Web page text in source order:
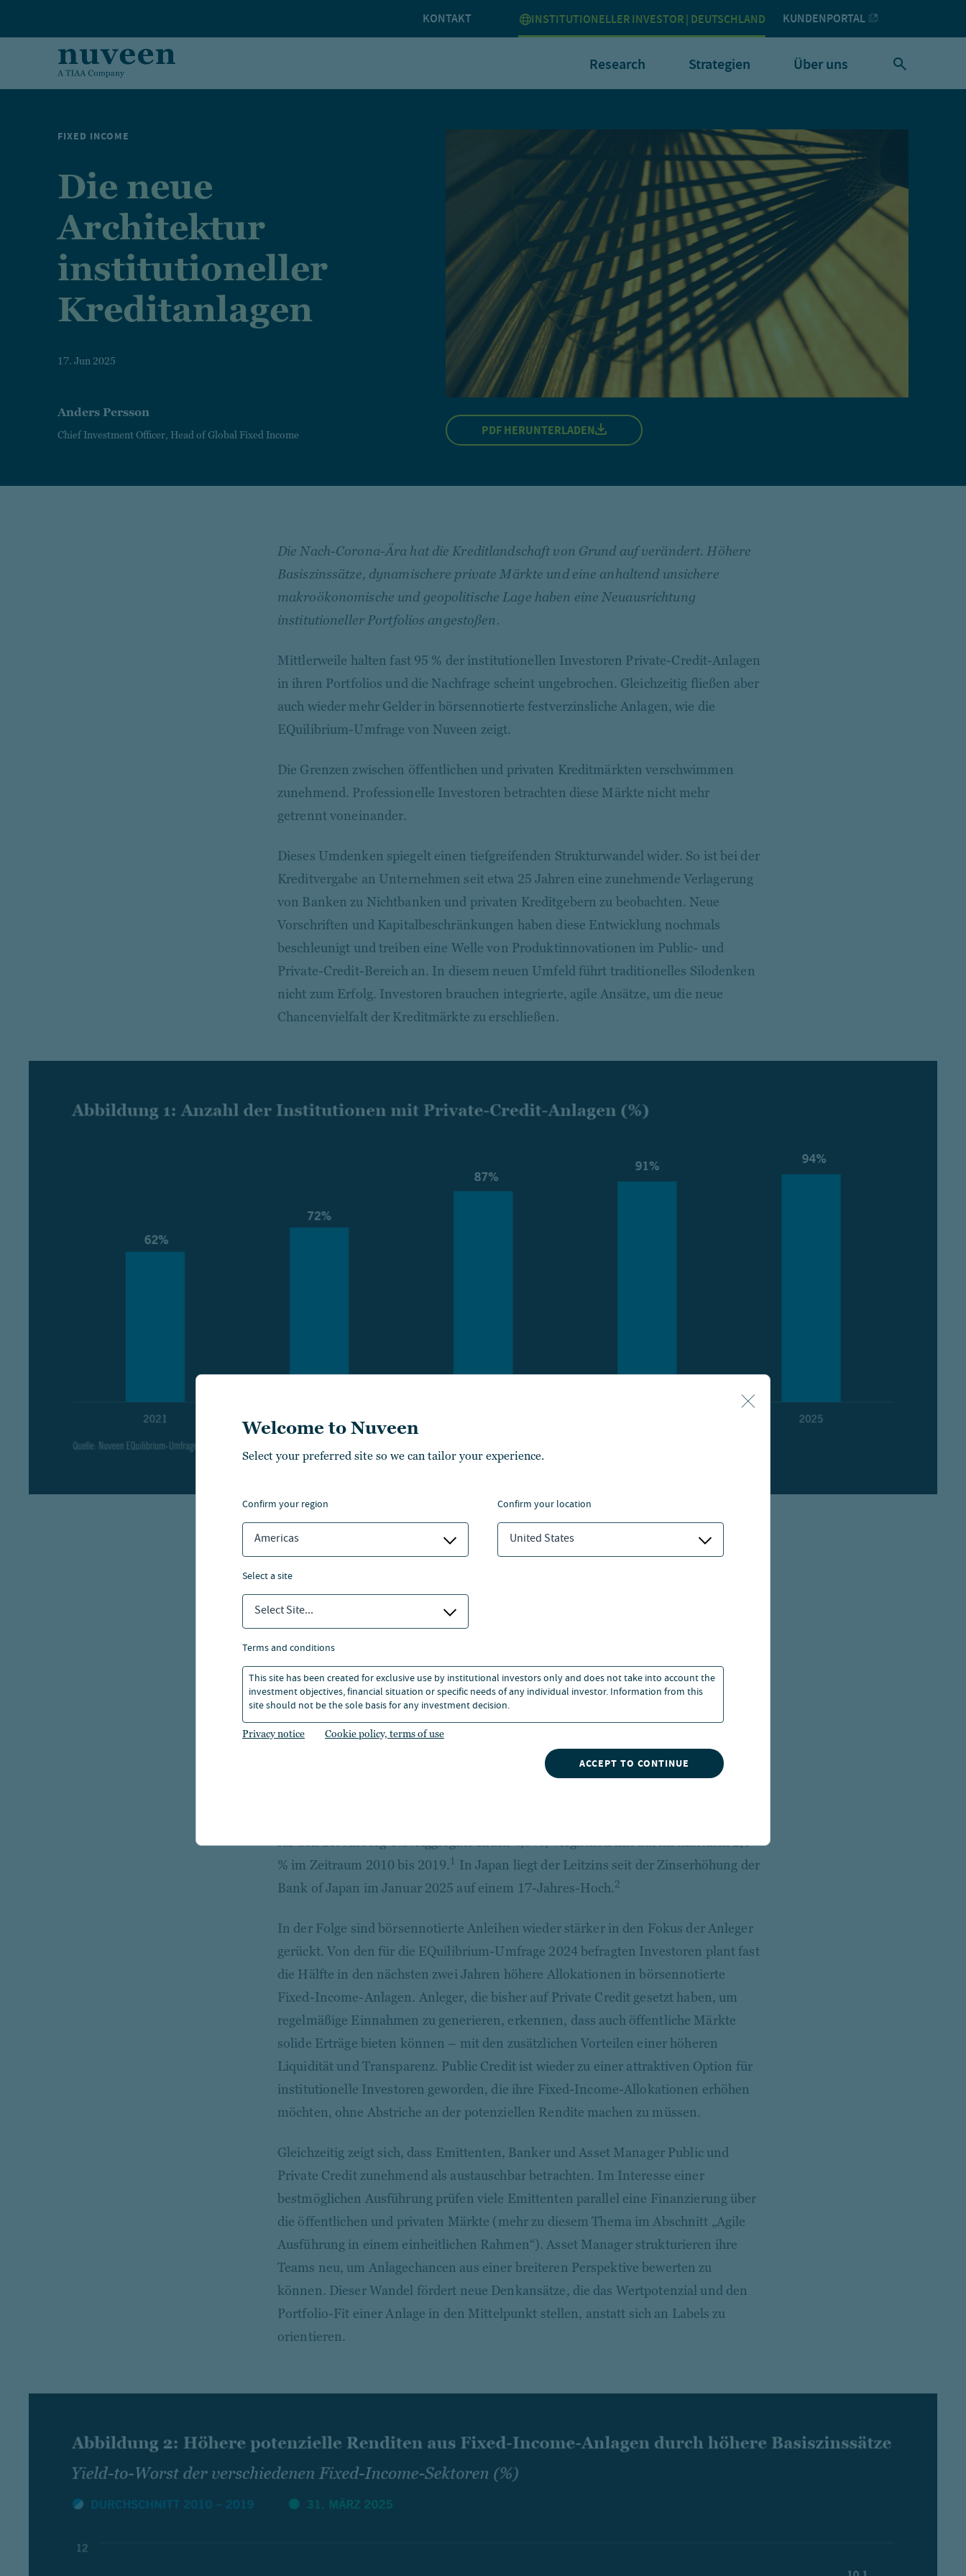
KONTAKT INSTITUTIONELLER INVESTOR | DEUTSCHLAND KUNDENPORTAL
Research Strategien Über uns
Welcome to Nuveen
Select your preferred site so we can tailor your experience.
confirm your region
Americas
confirm your location
United States
select a site
Select Site...
terms and conditions
This site has been created for exclusive use by institutional investors only and does not take into account the
investment objectives, financial situation or specific needs of any individual investor. Information from this
site should not be the sole basis for any investment decision.
Privacy notice Cookie policy, terms of use
ACCEPT TO CONTINUE
FIXED INCOME
Die neue
Architektur
institutioneller
Kreditanlagen
17. Jun 2025
Anders Persson
Chief Investment Officer, Head of Global Fixed Income PDF HERUNTERLADEN
Die Nach-Corona-Ära hat die Kreditlandschaft von Grund auf verändert. Höhere
Basiszinssätze, dynamischere private Märkte und eine anhaltend unsichere
makroökonomische und geopolitische Lage haben eine Neuausrichtung
institutioneller Portfolios angestoßen.
Mittlerweile halten fast 95 % der institutionellen Investoren Private-Credit-Anlagen
in ihren Portfolios und die Nachfrage scheint ungebrochen. Gleichzeitig fließen aber
auch wieder mehr Gelder in börsennotierte festverzinsliche Anlagen, wie die
EQuilibrium-Umfrage von Nuveen zeigt.
Die Grenzen zwischen öffentlichen und privaten Kreditmärkten verschwimmen
zunehmend. Professionelle Investoren betrachten diese Märkte nicht mehr
getrennt voneinander.
Dieses Umdenken spiegelt einen tiefgreifenden Strukturwandel wider. So ist bei der
Kreditvergabe an Unternehmen seit etwa 25 Jahren eine zunehmende Verlagerung
von Banken zu Nichtbanken und privaten Kreditgebern zu beobachten. Neue
Vorschriften und Kapitalbeschränkungen haben diese Entwicklung nochmals
beschleunigt und treiben eine Welle von Produktinnovationen im Public- und
Private-Credit-Bereich an. In diesem neuen Umfeld führt traditionelles Silodenken
nicht zum Erfolg. Investoren brauchen integrierte, agile Ansätze, um die neue
Chancenvielfalt der Kreditmärkte zu erschließen.
Public Credit: Wieder eine feste Größe in
institutionellen Portfolios
Nachdem die öffentlichen Fixed-Income-Märkte über viele Jahre im Schatten der
Zinsen, in denen sich mehr Anlagechancen durch Marktverzerrungen ergeben,
legen Anleger wieder größeren Wert auf Liquidität, Flexibilität und ein aktives
Management.
Nach dem Inflationsschub der Jahre 2022 und 2023 und den anschließenden
Zinserhöhungen der Zentralbanken in den USA, Europa, Großbritannien und Japan
für den Bloomberg U.S. Aggregate Index 4,6 %, verglichen mit durchschnittlich 2,5
% im Zeitraum 2010 bis 2019. 1 In Japan liegt der Leitzins seit der Zinserhöhung der
Bank of Japan im Januar 2025 auf einem 17-Jahres-Hoch. 2
In der Folge sind börsennotierte Anleihen wieder stärker in den Fokus der Anleger
gerückt. Von den für die EQuilibrium-Umfrage 2024 befragten Investoren plant fast
die Hälfte in den nächsten zwei Jahren höhere Allokationen in börsennotierte
Fixed-Income-Anlagen. Anleger, die bisher auf Private Credit gesetzt haben, um
regelmäßige Einnahmen zu generieren, erkennen, dass auch öffentliche Märkte
solide Erträge bieten können – mit den zusätzlichen Vorteilen einer höheren
Liquidität und Transparenz. Public Credit ist wieder zu einer attraktiven Option für
institutionelle Investoren geworden, die ihre Fixed-Income-Allokationen erhöhen
möchten, ohne Abstriche an der potenziellen Rendite machen zu müssen.
Gleichzeitig zeigt sich, dass Emittenten, Banker und Asset Manager Public und
Private Credit zunehmend als austauschbar betrachten. Im Interesse einer
bestmöglichen Ausführung prüfen viele Emittenten parallel eine Finanzierung über
die öffentlichen und privaten Märkte (mehr zu diesem Thema im Abschnitt „Agile
Ausführung in einem einheitlichen Rahmen“). Asset Manager strukturieren ihre
Teams neu, um Anlagechancen aus einer breiteren Perspektive bewerten zu
können. Dieser Wandel fördert neue Denkansätze, die das Wertpotenzial und den
Portfolio-Fit einer Anlage in den Mittelpunkt stellen, anstatt sich an Labels zu
orientieren.